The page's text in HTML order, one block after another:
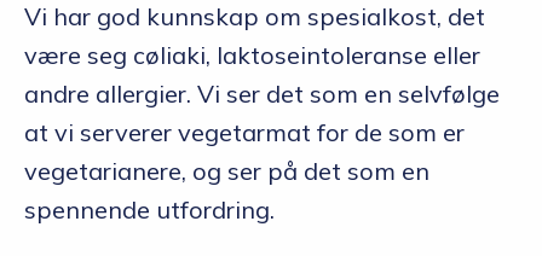
Vi har god kunnskap om spesialkost, det
være seg cøliaki, laktoseintoleranse eller
andre allergier. Vi ser det som en selvfølge
at vi serverer vegetarmat for de som er
vegetarianere, og ser på det som en
spennende utfordring.